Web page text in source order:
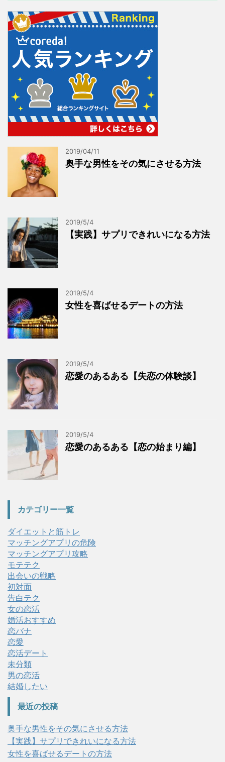
2019/04/11
奥手な男性をその気にさせる方法
2019/5/4
【実践】サプリできれいになる方法
2019/5/4
女性を喜ばせるデートの方法
2019/5/4
恋愛のあるある【失恋の体験談】
2019/5/4
恋愛のあるある【恋の始まり編】
カテゴリー一覧
ダイエットと筋トレ
マッチングアプリの危険
マッチングアプリ攻略
モテテク
出会いの戦略
初対面
告白テク
女の恋活
婚活おすすめ
恋バナ
恋愛
恋活デート
未分類
男の恋活
結婚したい
最近の投稿
奥手な男性をその気にさせる方法
【実践】サプリできれいになる方法
女性を喜ばせるデートの方法